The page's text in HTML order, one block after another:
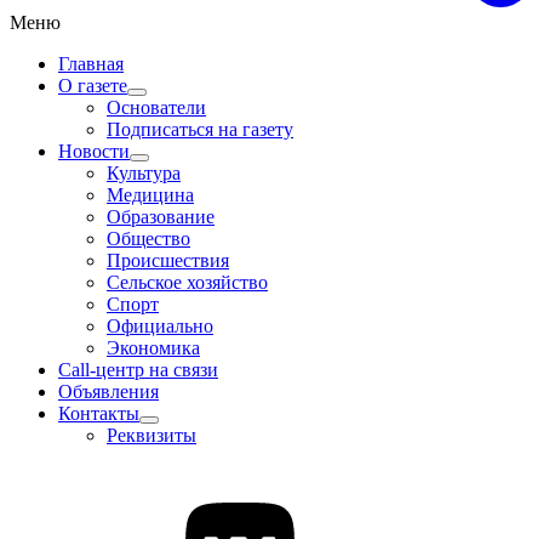
Меню
Главная
О газете
Основатели
Подписаться на газету
Новости
Культура
Медицина
Образование
Общество
Происшествия
Сельское хозяйство
Спорт
Официально
Экономика
Call-центр на связи
Объявления
Контакты
Реквизиты